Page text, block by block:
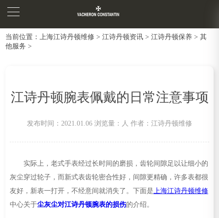
当前位置： 上海江诗丹顿维修 >江诗丹顿资讯 >江诗丹顿保养 >其
他服务 >
江诗丹顿腕表佩戴的日常注意事项
发布时间：2021.01.06 浏览量： 人 作者：江诗丹顿维修
实际上，老式手表经过长时间的磨损，齿轮间隙足以让细小的
灰尘穿过轮子，而新式表齿轮密合性好，间隙更精确，许多表都很
友好，新表一打开，不经意间就消失了。下面是上海江诗丹顿维修
中心关于尘灰尘对江诗丹顿腕表的损伤的介绍。